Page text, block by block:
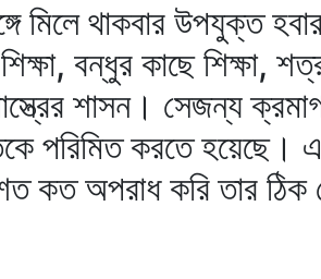
মিলে থাকবার উপযুক্ত
বন্ধুর কাছে শিক্ষা,
শাসন। সেজন্য
পরিমিত করতে হয়েছে।
কত অপরাধ করি তার ঠিক